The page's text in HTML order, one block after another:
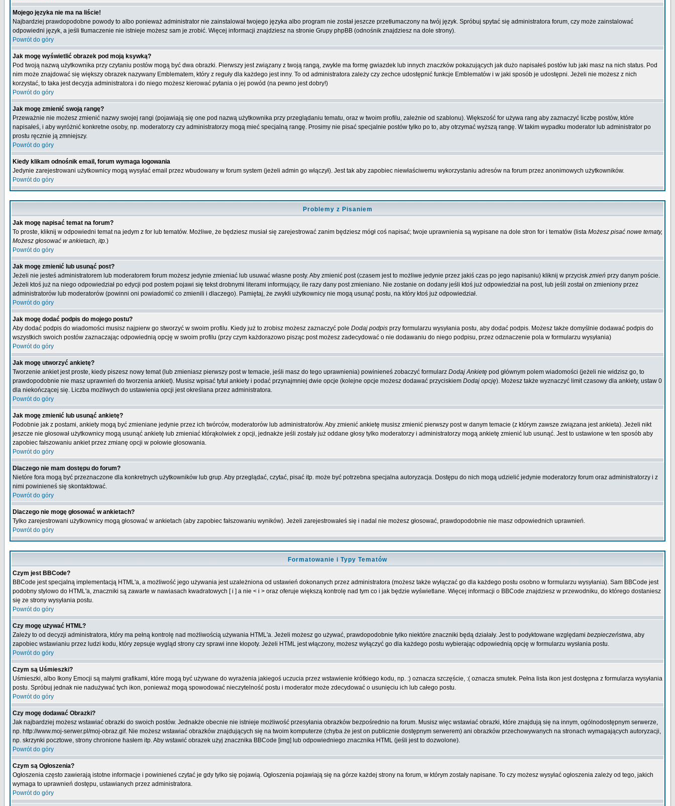
Mojego języka nie ma na liście!
Najbardziej prawdopodobne powody to albo ponieważ administrator nie zainstalował twojego języka albo program nie został jeszcze przetłumaczony na twój język. Spróbuj spytać się administratora forum, czy może zainstalować
odpowiedni język, a jeśli tłumaczenie nie istnieje możesz sam je zrobić. Więcej informacji znajdziesz na stronie Grupy phpBB (odnośnik znajdziesz na dole strony).
Powrót do góry
Jak mogę wyświetlić obrazek pod moją ksywką?
Pod twoją nazwą użytkownika przy czytaniu postów mogą być dwa obrazki. Pierwszy jest związany z twoją rangą, zwykle ma formę gwiazdek lub innych znaczków pokazujących jak dużo napisałeś postów lub jaki masz na nich status. Pod
nim może znajdować się większy obrazek nazywany Emblematem, który z reguły dla każdego jest inny. To od administratora zależy czy zechce udostępnić funkcje Emblematów i w jaki sposób je udostępni. Jeżeli nie możesz z nich
korzystać, to taka jest decyzja administratora i do niego możesz kierować pytania o jej powód (na pewno jest dobry!)
Powrót do góry
Jak mogę zmienić swoją rangę?
Przeważnie nie możesz zmienić nazwy swojej rangi (pojawiają się one pod nazwą użytkownika przy przeglądaniu tematu, oraz w twoim profilu, zależnie od szablonu). Większość for używa rang aby zaznaczyć liczbę postów, które
napisałeś, i aby wyróżnić konkretne osoby, np. moderatorzy czy administratorzy mogą mieć specjalną rangę. Prosimy nie pisać specjalnie postów tylko po to, aby otrzymać wyższą rangę. W takim wypadku moderator lub administrator po
prostu ręcznie ją zmniejszy.
Powrót do góry
Kiedy klikam odnośnik email, forum wymaga logowania
Jedynie zarejestrowani użytkownicy mogą wysyłać email przez wbudowany w forum system (jeżeli admin go włączył). Jest tak aby zapobiec niewłaściwemu wykorzystaniu adresów na forum przez anonimowych użytkowników.
Powrót do góry
Problemy z Pisaniem
Jak mogę napisać temat na forum?
To proste, kliknij w odpowiedni temat na jedym z for lub tematów. Możliwe, że będziesz musiał się zarejestrować zanim będziesz mógł coś napisać; twoje uprawnienia są wypisane na dole stron for i tematów (lista Możesz pisać nowe tematy,
Możesz głosować w ankietach, itp.)
Powrót do góry
Jak mogę zmienić lub usunąć post?
Jeżeli nie jesteś administratorem lub moderatorem forum możesz jedynie zmieniać lub usuwać własne posty. Aby zmienić post (czasem jest to możliwe jedynie przez jakiś czas po jego napisaniu) kliknij w przycisk zmień przy danym poście.
Jeżeli ktoś już na niego odpowiedział po edycji pod postem pojawi się tekst drobnymi literami informujący, ile razy dany post zmieniano. Nie zostanie on dodany jeśli ktoś już odpowiedział na post, lub jeśli został on zmieniony przez
administratorów lub moderatorów (powinni oni powiadomić co zmienili i dlaczego). Pamiętaj, że zwykli użytkownicy nie mogą usunąć postu, na który ktoś już odpowiedział.
Powrót do góry
Jak mogę dodać podpis do mojego postu?
Aby dodać podpis do wiadomości musisz najpierw go stworzyć w swoim profilu. Kiedy już to zrobisz możesz zaznaczyć pole Dodaj podpis przy formularzu wysyłania postu, aby dodać podpis. Możesz także domyślnie dodawać podpis do
wszystkich swoich postów zaznaczając odpowiednią opcję w swoim profilu (przy czym każdorazowo pisząc post możesz zadecydować o nie dodawaniu do niego podpisu, przez odznaczenie pola w formularzu wysyłania)
Powrót do góry
Jak mogę utworzyć ankietę?
Tworzenie ankiet jest proste, kiedy piszesz nowy temat (lub zmieniasz pierwszy post w temacie, jeśli masz do tego uprawnienia) powinieneś zobaczyć formularz Dodaj Ankietę pod głównym polem wiadomości (jeżeli nie widzisz go, to
prawdopodobnie nie masz uprawnień do tworzenia ankiet). Musisz wpisać tytuł ankiety i podać przynajmniej dwie opcje (kolejne opcje możesz dodawać przyciskiem Dodaj opcję). Możesz także wyznaczyć limit czasowy dla ankiety, ustaw 0
dla niekończącej się. Liczba możliwych do ustawienia opcji jest określana przez administratora.
Powrót do góry
Jak mogę zmienić lub usunąć ankietę?
Podobnie jak z postami, ankiety mogą być zmieniane jedynie przez ich twórców, moderatorów lub administratorów. Aby zmienić ankietę musisz zmienić pierwszy post w danym temacie (z którym zawsze związana jest ankieta). Jeżeli nikt
jeszcze nie głosował użytkownicy mogą usunąć ankietę lub zmieniać którąkolwiek z opcji, jednakże jeśli zostały już oddane głosy tylko moderatorzy i administratorzy mogą ankietę zmienić lub usunąć. Jest to ustawione w ten sposób aby
zapobiec fałszowaniu ankiet przez zmianę opcji w połowie głosowania.
Powrót do góry
Dlaczego nie mam dostępu do forum?
Nietóre fora mogą być przeznaczone dla konkretnych użytkowników lub grup. Aby przeglądać, czytać, pisać itp. może być potrzebna specjalna autoryzacja. Dostępu do nich mogą udzielić jedynie moderatorzy forum oraz administratorzy i z
nimi powinieneś się skontaktować.
Powrót do góry
Dlaczego nie mogę głosować w ankietach?
Tylko zarejestrowani użytkownicy mogą głosować w ankietach (aby zapobiec fałszowaniu wyników). Jeżeli zarejestrowałeś się i nadal nie możesz głosować, prawdopodobnie nie masz odpowiednich uprawnień.
Powrót do góry
Formatowanie i Typy Tematów
Czym jest BBCode?
BBCode jest specjalną implementacją HTML'a, a możliwość jego używania jest uzależniona od ustawień dokonanych przez administratora (możesz także wyłączać go dla każdego postu osobno w formularzu wysyłania). Sam BBCode jest
podobny stylowo do HTML'a, znaczniki są zawarte w nawiasach kwadratowych [ i ] a nie < i > oraz oferuje większą kontrolę nad tym co i jak będzie wyświetlane. Więcej informacji o BBCode znajdziesz w przewodniku, do którego dostaniesz
się ze strony wysyłania postu.
Powrót do góry
Czy mogę używać HTML?
Zależy to od decyzji administratora, który ma pełną kontrolę nad możliwością używania HTML'a. Jeżeli możesz go używać, prawdopodobnie tylko niektóre znaczniki będą działały. Jest to podyktowane względami bezpieczeństwa, aby
zapobiec wstawianiu przez ludzi kodu, który zepsuje wygląd strony czy sprawi inne kłopoty. Jeżeli HTML jest włączony, możesz wyłączyć go dla każdego postu wybierając odpowiednią opcję w formularzu wysłania postu.
Powrót do góry
Czym są Uśmieszki?
Uśmieszki, albo Ikony Emocji są małymi grafikami, które mogą być używane do wyrażenia jakiegoś uczucia przez wstawienie krótkiego kodu, np. :) oznacza szczęście, :( oznacza smutek. Pełna lista ikon jest dostępna z formularza wysyłania
postu. Spróbuj jednak nie nadużywać tych ikon, ponieważ mogą spowodować nieczytelność postu i moderator może zdecydować o usunięciu ich lub całego postu.
Powrót do góry
Czy mogę dodawać Obrazki?
Jak najbardziej możesz wstawiać obrazki do swoich postów. Jednakże obecnie nie istnieje możliwość przesyłania obrazków bezpośrednio na forum. Musisz więc wstawiać obrazki, które znajdują się na innym, ogólnodostępnym serwerze,
np. http://www.moj-serwer.pl/moj-obraz.gif. Nie możesz wstawiać obrazków znajdujących się na twoim komputerze (chyba że jest on publicznie dostępnym serwerem) ani obrazków przechowywanych na stronach wymagających autoryzacji,
np. skrzynki pocztowe, strony chronione hasłem itp. Aby wstawić obrazek użyj znacznika BBCode [img] lub odpowiedniego znacznika HTML (jeśli jest to dozwolone).
Powrót do góry
Czym są Ogłoszenia?
Ogłoszenia często zawierają istotne informacje i powinieneś czytać je gdy tylko się pojawią. Ogłoszenia pojawiają się na górze każdej strony na forum, w którym zostały napisane. To czy możesz wysyłać ogłoszenia zależy od tego, jakich
wymaga to uprawnień dostępu, ustawianych przez administratora.
Powrót do góry